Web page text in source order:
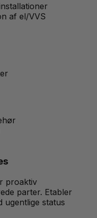
af el/VVS
proaktiv
parter. Etabler
ugentlige status